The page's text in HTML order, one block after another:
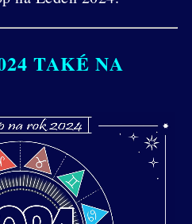
TAKÉ NA